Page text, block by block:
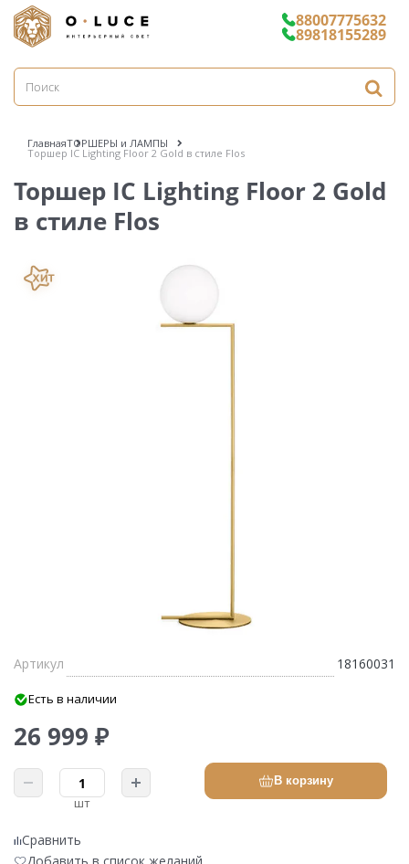
88007775632
89818155289
ГлавнаяТОРШЕРЫ и ЛАМПЫ
Торшер IC Lighting Floor 2 Gold в стиле Flos
Торшер IC Lighting Floor 2 Gold
в стиле Flos
Артикул 18160031
Есть в наличии
26 999 ₽
шт
В корзину
Сравнить